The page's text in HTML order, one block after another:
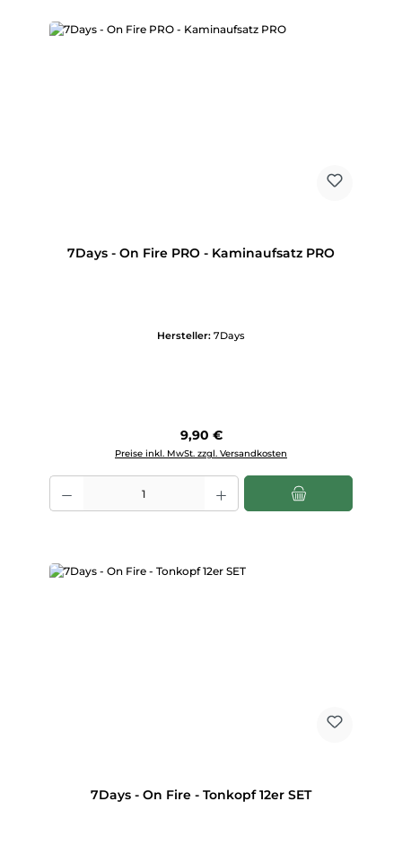
7Days - On Fire PRO - Kaminaufsatz PRO
Hersteller: 7Days
Regulärer Preis:
9,90 €
Preise inkl. MwSt. zzgl. Versandkosten
Produkt Anzahl: Gib den gewünschten Wert ein oder benutze die
7Days - On Fire - Tonkopf 12er SET